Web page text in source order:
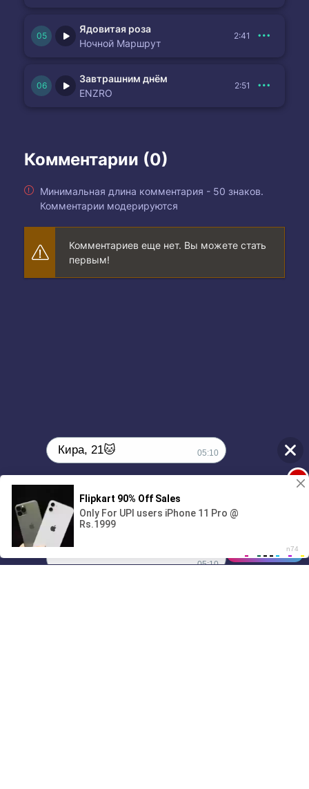
Ядовитая роза
Ночной Маршрут
2:41
Завтрашним днём
ENZRO
2:51
Комментарии (0)
Минимальная длина комментария - 50 знаков.
Комментарии модерируются
Комментариев еще нет. Вы можете стать
первым!
01/07
00:00
Кира, 21🐱 05:10
Поиграешь со мной? 💖🐾
1